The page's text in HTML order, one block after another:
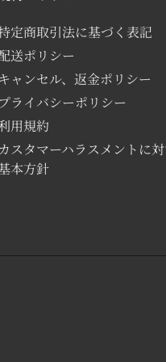
定商取引法に基づく表記
送ポリシー
キャンセル、返金ポリシー
プライバシーポリシー
用規約
カスタマーハラスメントに
本方針